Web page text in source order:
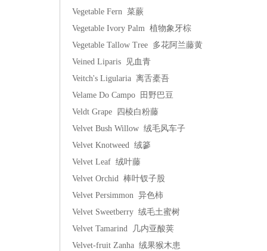
Vegetable Fern 菜蕨
Vegetable Ivory Palm 植物象牙棕
Vegetable Tallow Tree 多花阿兰藤黄
Veined Liparis 见血青
Veitch's Ligularia 离舌橐吾
Velame Do Campo 田野巴豆
Veldt Grape 四棱白粉藤
Velvet Bush Willow 绒毛风车子
Velvet Knotweed 绒篸
Velvet Leaf 绒叶藤
Velvet Orchid 棒叶钗子股
Velvet Persimmon 异色柿
Velvet Sweetberry 绒毛土蜜树
Velvet Tamarind 几内亚酸荚
Velvet-fruit Zanha 绒果猴木患